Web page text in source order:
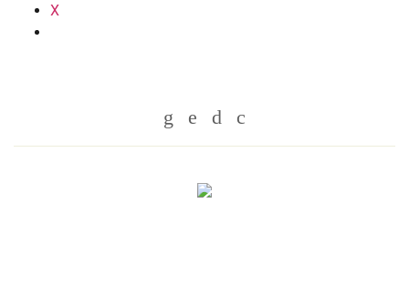
X
Whatsapp
TwitterFacebook